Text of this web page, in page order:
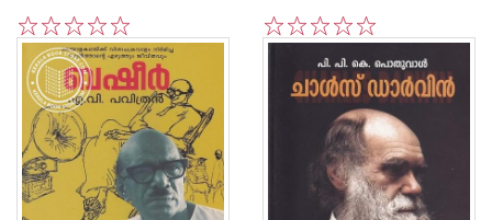
5
4
3
2
1 5
4
3
2
1